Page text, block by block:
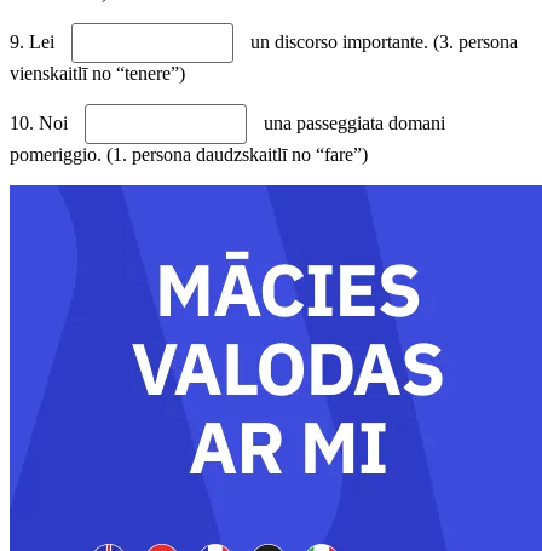
9. Lei
un discorso importante. (3. persona
vienskaitlī no “tenere”)
10. Noi
una passeggiata domani
pomeriggio. (1. persona daudzskaitlī no “fare”)